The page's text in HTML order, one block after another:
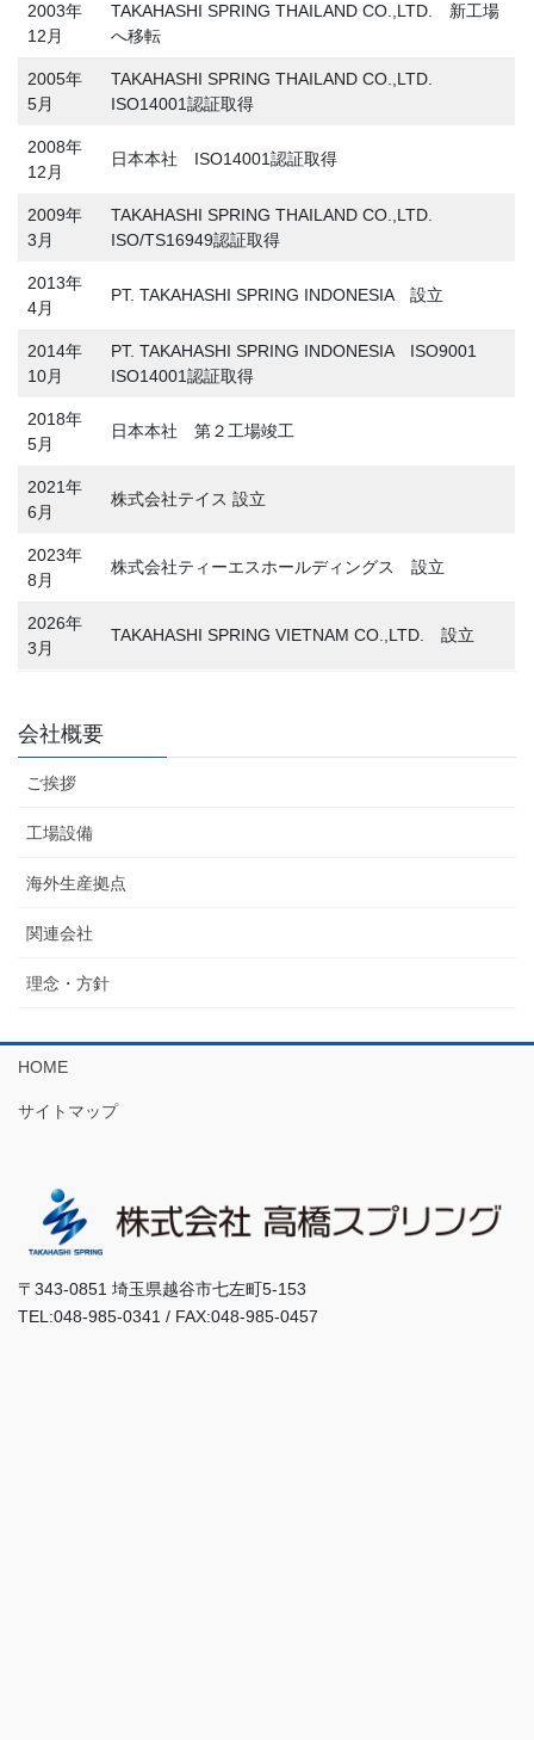
2003年
12月
TAKAHASHI SPRING THAILAND CO.,LTD. 新工場
へ移転
2005年
5月
TAKAHASHI SPRING THAILAND CO.,LTD.
ISO14001認証取得
2008年
12月
日本本社 ISO14001認証取得
2009年
3月
TAKAHASHI SPRING THAILAND CO.,LTD.
ISO/TS16949認証取得
2013年
4月
PT. TAKAHASHI SPRING INDONESIA 設立
2014年
10月
PT. TAKAHASHI SPRING INDONESIA ISO9001
ISO14001認証取得
2018年
5月
日本本社 第２工場竣工
2021年
6月
株式会社テイス 設立
2023年
8月
株式会社ティーエスホールディングス 設立
2026年
3月
TAKAHASHI SPRING VIETNAM CO.,LTD. 設立
会社概要
ご挨拶
工場設備
海外生産拠点
関連会社
理念・方針
HOME
サイトマップ
〒343-0851 埼玉県越谷市七左町5-153
TEL:048-985-0341 / FAX:048-985-0457